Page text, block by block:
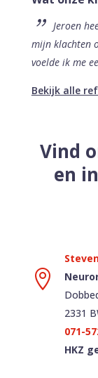
Jeroen
mijn klachten
voelde ik me
Bekijk alle
Vind
en

2331
071-
HKZ